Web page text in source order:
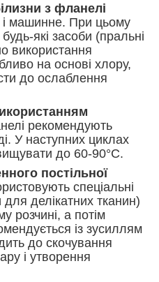
з фланелі
і машинне. При цьому
які засоби (пральні
використання
на основі хлору,
до ослаблення
рекомендують
У наступних циклах
до 60-90°С.
постільної
спеціальні
делікатних тканин)
розчині, а потім
із зусиллям
до скочування
і утворення